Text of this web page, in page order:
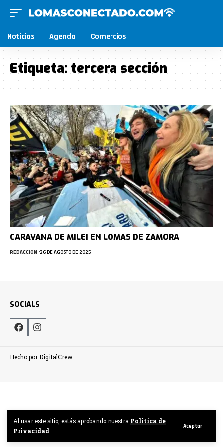
Al usar este sitio, estás aprobando nuestra Politica de
Privacidad
Aceptar
Noticias Agenda Comercios
Etiqueta:tercera sección
CARAVANA DE MILEI EN LOMAS DE ZAMORA
REDACCION 26 DE AGOSTO DE 2025
SOCIALS
Hecho por DigitalCrew